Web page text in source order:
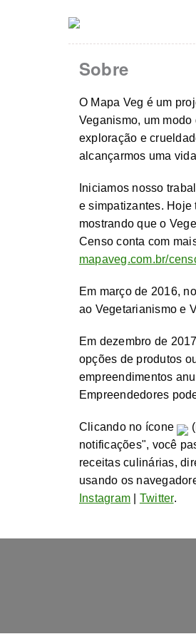
Sobre
O Mapa Veg é um
Veganismo, um
exploração e
alcançarmos uma
Iniciamos nosso
e simpatizantes. Hoje
mostrando que o
Censo conta com
mapaveg.com.br/
Em março de 2016,
ao Vegetarianismo e
Em dezembro de
opções de produtos
empreendimentos
Empreendedores
Clicando no ícone
notificações", você
receitas culinárias,
usando os
Instagram
Twitter.